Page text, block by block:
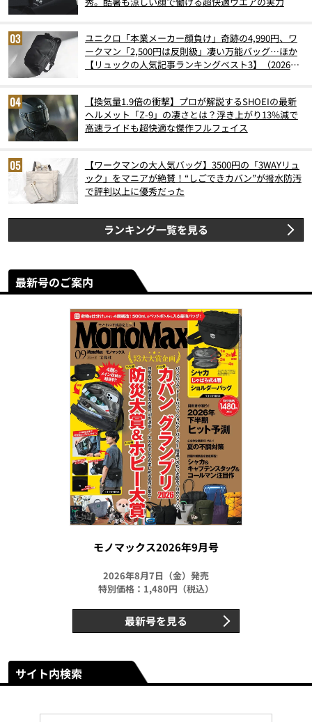
ユニクロ「本業メーカー顔負け」奇跡の4,990円、ワ
ークマン「2,500円は反則級」凄い万能バッグ…ほか
【リュックの人気記事ランキングベスト3】（2026年
【換気量1.9倍の衝撃】プロが解説するSHOEIの最新
ヘルメット「Z-9」の凄さとは？浮き上がり13%減で
高速ライドも超快適な傑作フルフェイス
【ワークマンの大人気バッグ】3500円の「3WAYリュ
ック」をマニアが絶賛！“しごできカバン”が撥水防汚
で評判以上に優秀だった
ランキング一覧を見る
最新号のご案内
モノマックス2026年9月号
2026年8月7日（金）発売
特別価格：1,480円（税込）
最新号を見る
サイト内検索